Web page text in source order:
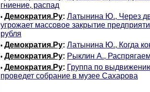
гниение, распад
• Демократия.Ру: Латынина Ю., Через
угрожает массовое закрытие
рубля
• Демократия.Ру: Латынина Ю., Когда
• Демократия.Ру: Рыклин А.,
• Демократия.Ру: Группа по
проведет собрание в музее Сахарова